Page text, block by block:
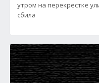
утром на перекрестке
сбила